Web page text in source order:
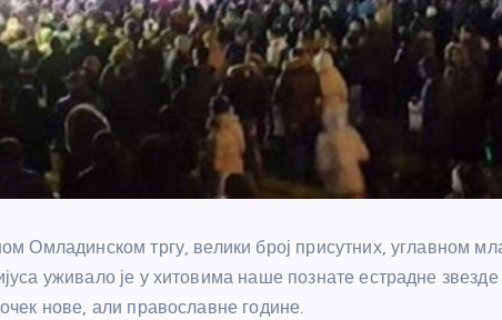
Омладинском тргу, велики број присутних, углавном
уживало је у хитовима наше познате естрадне
нове, али православне године.